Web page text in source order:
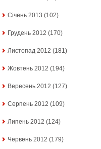
Січень 2013 (102)
Грудень 2012 (170)
Листопад 2012 (181)
Жовтень 2012 (194)
Вересень 2012 (127)
Серпень 2012 (109)
Липень 2012 (124)
Червень 2012 (179)